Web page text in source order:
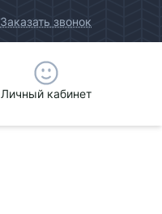
Заказать звонок
Личный кабинет